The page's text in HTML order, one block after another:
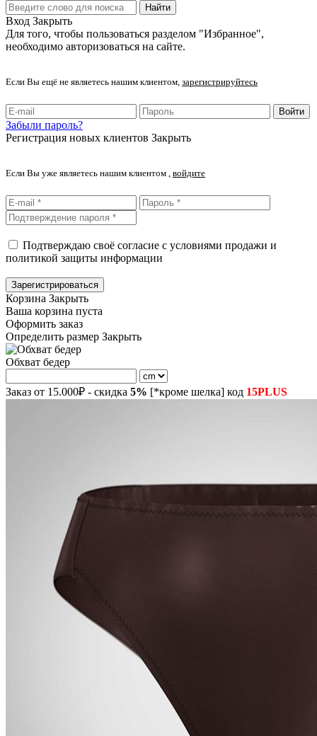
Найти
Вход Закрыть
Для того, чтобы пользоваться разделом "Избранное",
необходимо авторизоваться на сайте.
Если Вы ещё не являетесь нашим клиентом, зарегистрируйтесь
Войти
Забыли пароль?
Регистрация новых клиентов Закрыть
Если Вы уже являетесь нашим клиентом , войдите
Подтверждаю своё согласие с условиями продажи и
политикой защиты информации
Зарегистрироваться
Корзина Закрыть
Ваша корзина пуста
Оформить заказ
Определить размер Закрыть
Обхват бедер
Заказ от 15.000₽ - скидка 5% [*кроме шелка] код 15PLUS